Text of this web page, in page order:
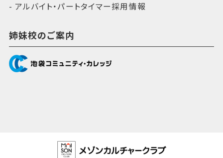
アルバイト・パートタイマー採用情報
姉妹校のご案内